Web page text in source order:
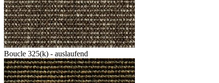
Boucle 325(k) - auslaufend